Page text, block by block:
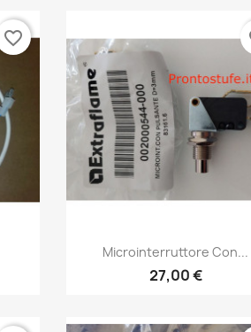
favorite_border
Anteprima
Microinterruttore Con...
27,00 €